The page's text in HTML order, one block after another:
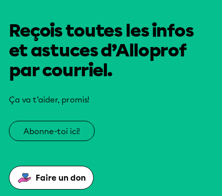
Reçois toutes les infos
et astuces d’Alloprof
par courriel.
Ça va t’aider, promis!
Abonne-toi ici!
Faire un don